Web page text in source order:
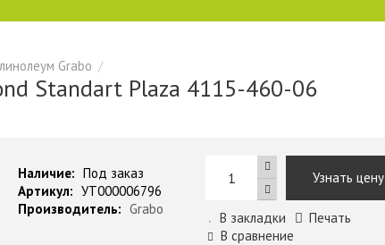
Grabo
Standart Plaza 4115-460-06
Наличие: Под заказ
Артикул: УТ000006796
Производитель: Grabo
Узнать цену
В закладки
Печать
В сравнение